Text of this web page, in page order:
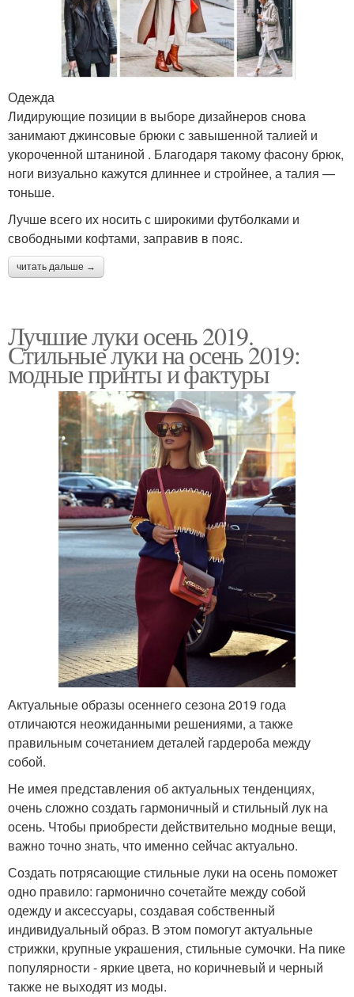
Одежда
Лидирующие позиции в выборе дизайнеров снова
занимают джинсовые брюки с завышенной талией и
укороченной штаниной . Благодаря такому фасону брюк,
ноги визуально кажутся длиннее и стройнее, а талия —
тоньше.
Лучше всего их носить с широкими футболками и
свободными кофтами, заправив в пояс.
читать дальше →
Лучшие луки осень 2019.
Стильные луки на осень 2019:
модные принты и фактуры
Актуальные образы осеннего сезона 2019 года
отличаются неожиданными решениями, а также
правильным сочетанием деталей гардероба между
собой.
Не имея представления об актуальных тенденциях,
очень сложно создать гармоничный и стильный лук на
осень. Чтобы приобрести действительно модные вещи,
важно точно знать, что именно сейчас актуально.
Создать потрясающие стильные луки на осень поможет
одно правило: гармонично сочетайте между собой
одежду и аксессуары, создавая собственный
индивидуальный образ. В этом помогут актуальные
стрижки, крупные украшения, стильные сумочки. На пике
популярности - яркие цвета, но коричневый и черный
также не выходят из моды.